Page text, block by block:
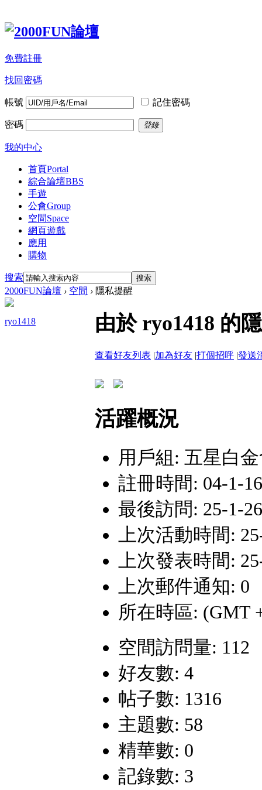
免費註冊
找回密碼
帳號 記住密碼
密碼 登錄
我的中心
首頁Portal
綜合論壇BBS
手遊
公會Group
空間Space
網頁遊戲
應用
購物
搜索 搜索
2000FUN論壇 › 空間 › 隱私提醒
ryo1418 由於 ryo1418 的
查看好友列表 |加為好友 |打個招呼 |發送
活躍概況
用戶組: 五星白
註冊時間: 04-1-
最後訪問: 25-1-
上次活動時間:
上次發表時間:
上次郵件通知: 0
所在時區: (GMT
空間訪問量: 112
好友數: 4
帖子數: 1316
主題數: 58
精華數: 0
記錄數: 3